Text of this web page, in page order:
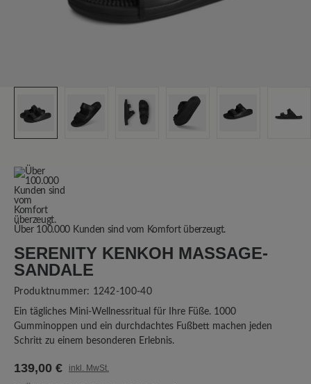
Über 100.000 Kunden sind vom Komfort überzeugt.
SERENITY KENKOH MASSAGE-
SANDALE
Produktnummer: 1242-100-40
Ein tägliches Mini-Wellnessritual für Ihre Füße. 1000
Gumminoppen und ein durchdachtes Fußbett machen jeden
Schritt zu einem besonderen Erlebnis.
139,00 € inkl. MwSt.